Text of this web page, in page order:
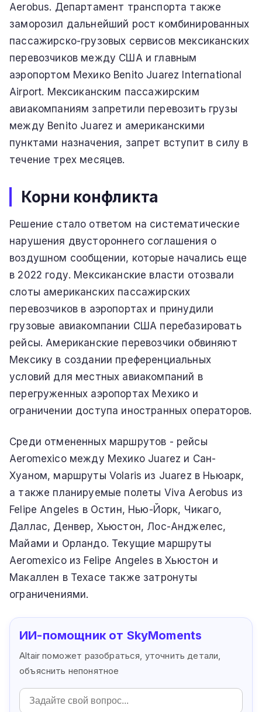
Aerobus. Департамент транспорта также
заморозил дальнейший рост комбинированных
пассажирско-грузовых сервисов мексиканских
перевозчиков между США и главным
аэропортом Мехико Benito Juarez International
Airport. Мексиканским пассажирским
авиакомпаниям запретили перевозить грузы
между Benito Juarez и американскими
пунктами назначения, запрет вступит в силу в
течение трех месяцев.
Корни конфликта
Решение стало ответом на систематические
нарушения двустороннего соглашения о
воздушном сообщении, которые начались еще
в 2022 году. Мексиканские власти отозвали
слоты американских пассажирских
перевозчиков в аэропортах и принудили
грузовые авиакомпании США перебазировать
рейсы. Американские перевозчики обвиняют
Мексику в создании преференциальных
условий для местных авиакомпаний в
перегруженных аэропортах Мехико и
ограничении доступа иностранных операторов.
Среди отмененных маршрутов - рейсы
Aeromexico между Мехико Juarez и Сан-
Хуаном, маршруты Volaris из Juarez в Ньюарк,
а также планируемые полеты Viva Aerobus из
Felipe Angeles в Остин, Нью-Йорк, Чикаго,
Даллас, Денвер, Хьюстон, Лос-Анджелес,
Майами и Орландо. Текущие маршруты
Aeromexico из Felipe Angeles в Хьюстон и
Макаллен в Техасе также затронуты
ограничениями.
ИИ-помощник от SkyMoments
Altair поможет разобраться, уточнить детали,
объяснить непонятное